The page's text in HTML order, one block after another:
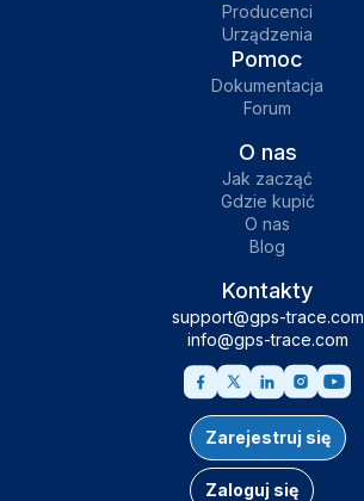
Producenci
Urządzenia
Pomoc
Dokumentacja
Forum
O nas
Jak zacząć
Gdzie kupić
O nas
Blog
Kontakty
support@gps-trace.com
info@gps-trace.com
Zarejestruj się
Zaloguj się